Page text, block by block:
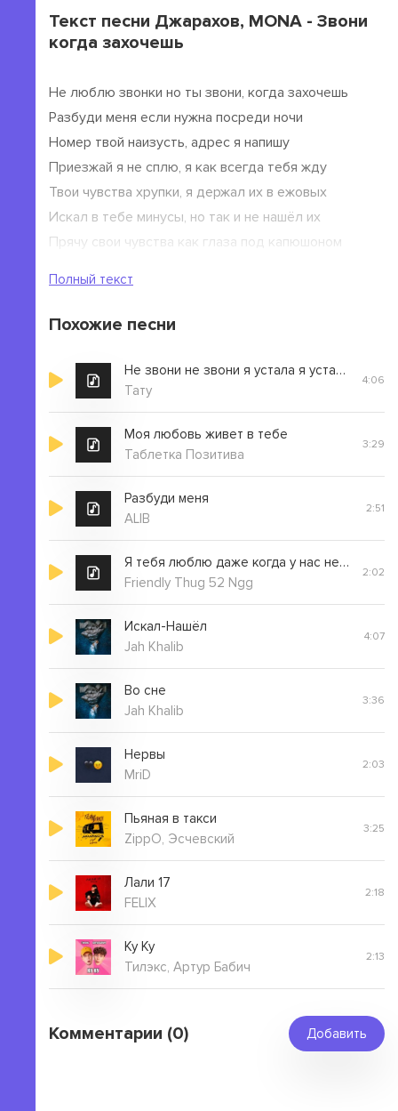
Текст песни Джарахов, MONA - Звони
когда захочешь
Не люблю звонки но ты звони, когда захочешь
Разбуди меня если нужна посреди ночи
Номер твой наизусть, адрес я напишу
Приезжай я не сплю, я как всегда тебя жду
Твои чувства хрупки, я держал их в ежовых
Искал в тебе минусы, но так и не нашёл их
Прячу свои чувства как глаза под капюшоном
Полный текст
Похожие песни
Не звони не звони я устала я устала
Тату
4:06
Моя любовь живет в тебе
Таблетка Позитива
3:29
Разбуди меня
ALIB
2:51
Я тебя люблю даже когда у нас не очень всё
Friendly Thug 52 Ngg
2:02
Искал-Нашёл
Jah Khalib
4:07
Во сне
Jah Khalib
3:36
Нервы
MriD
2:03
Пьяная в такси
ZippO, Эсчевский
3:25
Лали 17
FELIX
2:18
Ку Ку
Тилэкс, Артур Бабич
2:13
Комментарии (0) Добавить